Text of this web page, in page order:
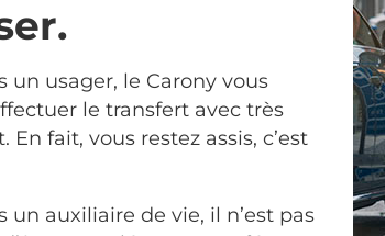
un usager, le Carony vous
le transfert avec très
En fait, vous restez assis, c’est
un auxiliaire de vie, il n’est pas